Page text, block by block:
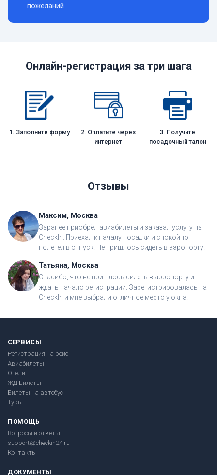
пожеланий
Онлайн-регистрация за три шага
1. Заполните форму
2. Оплатите через
интернет
3. Получите
посадочный талон
Отзывы
Максим, Москва
Заранее приобрёл авиабилеты и заказал услугу на
CheckIn. Приехал к началу посадки и спокойно
полетел в отпуск. Не пришлось сидеть в аэропорту.
Татьяна, Москва
Спасибо, что не пришлось сидеть в аэропорту и
ждать начало регистрации. Зарегистрировалась на
CheckIn и мне выбрали отличное место у окна.
СЕРВИСЫ
Регистрация на рейс
Авиабилеты
Отели
ЖД Билеты
Билеты на автобус
Туры
ПОМОЩЬ
Вопросы и ответы
support@checkin24.ru
Контакты
ДОКУМЕНТЫ